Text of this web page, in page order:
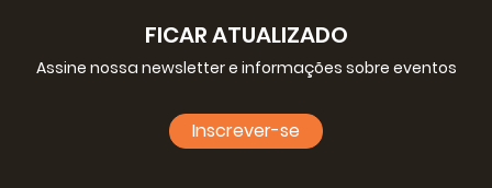
Estudo e diligência
FICAR ATUALIZADO
Assine nossa newsletter e informações sobre eventos
Inscrever-se